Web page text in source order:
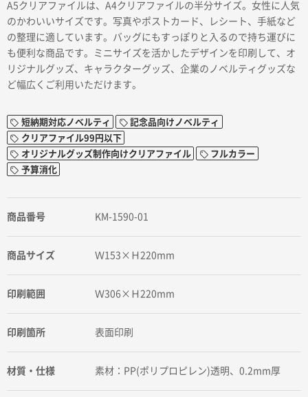
A5クリアファイルは、A4クリアファイルの半分サイズ。女性に人気
のかわいいサイズです。写真やポストカード、レシート、手紙など
の整理に適しています。バッグにもすっぽりと入るので持ち運びに
も便利な商品です。ミニサイズを活かしたデザインを印刷して、オ
リジナルグッズ、キャラクターグッズ、企業のノベルティグッズな
ど幅広くご利用いただけます。
短納期対応ノベルティ
記念品向けノベルティ
クリアファイル99円以下
オリジナルグッズ制作向けクリアファイル
フルカラー
予算消化
商品番号 KM-1590-01
商品サイズ Ｗ153×Ｈ220mm
印刷範囲 Ｗ306×Ｈ220mm
印刷箇所 表面印刷
材質・仕様 素材：PP(ポリプロピレン)透明、0.2mm厚